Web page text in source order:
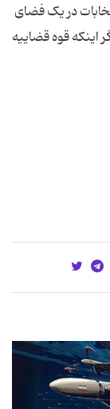
در یک فضای
اینکه قوه قضاییه